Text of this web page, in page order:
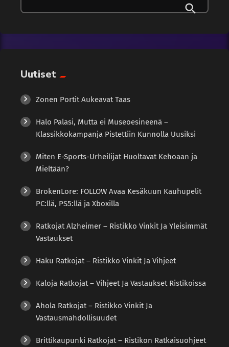
ohjelmat ovat kehittyneet suljetuista huippupelaajien
aktiivisuudella seuraava taso avautuu ja mitä konkreettista
vedonlyöntiä ja eSportsiin kytkeytyviä alustoja. Käytännössä
yhdistelmään. Pelaaminen, vedonlyönti tai […]
Uutiset
Zonen Portit Aukeavat Taas
Halo Palasi, Mutta ei Museoesineenä –
Klassikkokampanja Pistettiin Kunnolla Uusiksi
Miten E-Sports-Urheilijat Huoltavat Kehoaan ja
Mieltään?
BrokenLore: FOLLOW Avaa Kesäkuun Kauhupelit
PC:llä, PS5:llä ja Xboxilla
Ratkojat Alzheimer – Ristikko Vinkit Ja Yleisimmät
Vastaukset
Haku Ratkojat – Ristikko Vinkit Ja Vihjeet
Kaloja Ratkojat – Vihjeet Ja Vastaukset Ristikoissa
Ahola Ratkojat – Ristikko Vinkit Ja
Vastausmahdollisuudet
Brittikaupunki Ratkojat – Ristikon Ratkaisuohjeet